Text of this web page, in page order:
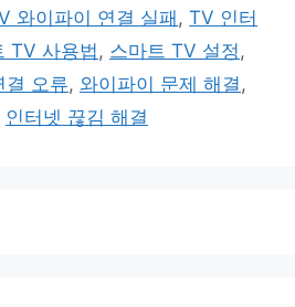
와이파이 연결 실패 ,TV 인터
TV 사용법 , 스마트 TV 설정 ,
결 오류, 와이파이 문제 해결 ,
인터넷 끊김 해결